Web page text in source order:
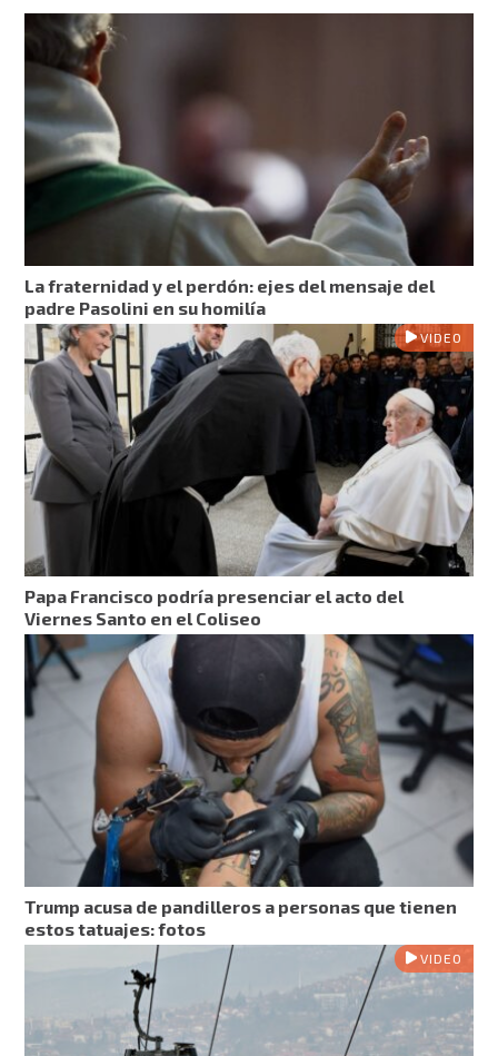
La fraternidad y el perdón: ejes del mensaje del
padre Pasolini en su homilía
VIDEO
Papa Francisco podría presenciar el acto del
Viernes Santo en el Coliseo
Trump acusa de pandilleros a personas que tienen
estos tatuajes: fotos
VIDEO